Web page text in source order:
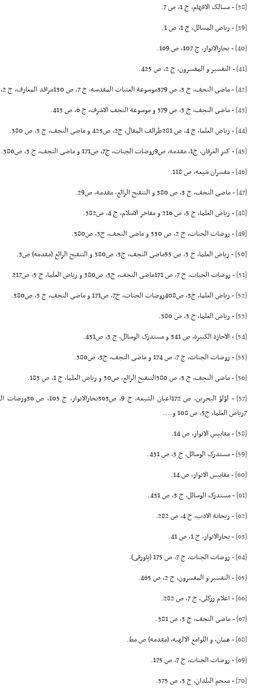
[38]
- مسالک الافهام، ج 1، ص 7.
[39]
- ریاض المسائل، ج 1، ص 1.
[40]
- بحارالانوار، ج 107، ص 169.
[41]
- التفسیر و المفسرون، ج 2، ص 425.
[42]
- ماضى النجف، ج 3، ص 379موسوعة العتبات المقدسه، ج 7، ص 130مراقد المعارف، ج 2، ص 334، و التنقیح الرائع، مقدمه، ص 32.
[43]
- ماضى النجف، ج 3، ص 379 و موسوعة النجف الاشرف، ج 6، ص 413.
[44]
- ریاض العلما، ج 4، ص 281طرائف المقال، ج2، ص423 و ماضى النجف، ج 3، ص 380.
[45]
- کنز العرفان، ج1، مقدمه، ص9روضات الجنات، ج7، ص171 و ماضى النجف، ج 3، ص380.
[46]
- مفسران شیعه، ص 118.
[47]
- ماضى النجف، ج 3، ص 380 و التنقیح الرائع، مقدمه، ص29.
[48]
- ریاض العلما، ج 5، ص 216 و مفاخر الاسلام، ج 4، ص382.
[49]
- روضات الجنات، ج 2، ص 330 و ماضى النجف، ج3، ص380.
[50]
- ریاض العلما، ج 3، ص 55ماضى النجف، ج3، ص380 و التنقیح الرائع (مقدمه) ص3.
[51]
- روضات الجنات، ج 7، ص 171ماضى النجف، ج3، ص380 و ریاض العلما، ج 5، ص217
[52]
- ریاض العلما، ج3، ص408روضات الجنات، ج7، ص171 و ماضى النجف، ج 3، ص380.
[53]
- ریاض العلما، ج 3، ص 380.
[54]
- الاجازة الکبیرة، ص 341 و مستدرک الوسائل، ج 3، ص431.
[55]
- روضات الجنات، ج 7، ص 174 و ماضى النجف، ج3، ص380.
[56]
- ماضى النجف، ج 3، ص 380التنقیح الرائع، ص30 و ریاض العلما، ج 1، ص 183.
[57]
7ریاض العلما، ج5، ص 108 و....
[58]
- مقابیس الانوار، ص 14.
[59]
- مستدرک الوسائل، ج 3، ص 431.
[60]
- مقابیس الانوار، ص 14.
[61]
- مستدرک الوسائل، ج 3، ص 431.
[62]
- ریحانة الادب، ج 4، ص 282.
[63]
- بحارالانوار، ج 1، ص 41.
[64]
- روضات الجنات، ج 7، ص 175 (پاورقى).
[65]
- التفسیر و المفسرون، ج 2، ص 465.
[66]
- اعلام زرکلى، ج 7، ص 282.
[67]
- ماضى النجف، ج 3، ص 381.
[68]
- همان، و اللوامع الالهیه، (مقدمه) ص مط.
[69]
- روضات الجنات، ج 7، ص 175.
[70]
- معجم البلدان، ج 3، ص 375.